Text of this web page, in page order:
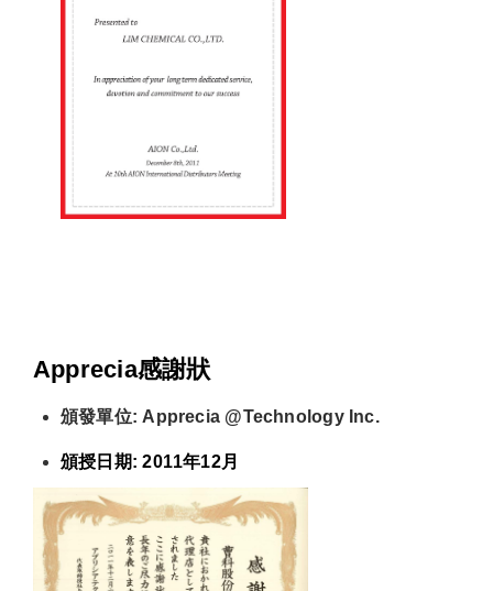
Apprecia感謝狀
頒發單位: Apprecia @Technology Inc.
頒授日期: 2011年12月